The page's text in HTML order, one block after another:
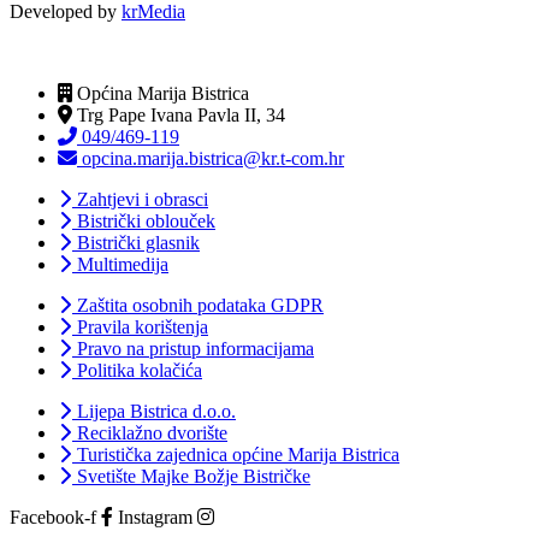
Developed by krMedia
Općina Marija Bistrica
Trg Pape Ivana Pavla II, 34
049/469-119
opcina.marija.bistrica@kr.t-com.hr
Zahtjevi i obrasci
Bistrički oblouček
Bistrički glasnik
Multimedija
Zaštita osobnih podataka GDPR
Pravila korištenja
Pravo na pristup informacijama
Politika kolačića
Lijepa Bistrica d.o.o.
Reciklažno dvorište
Turistička zajednica općine Marija Bistrica
Svetište Majke Božje Bistričke
Facebook-f
Instagram